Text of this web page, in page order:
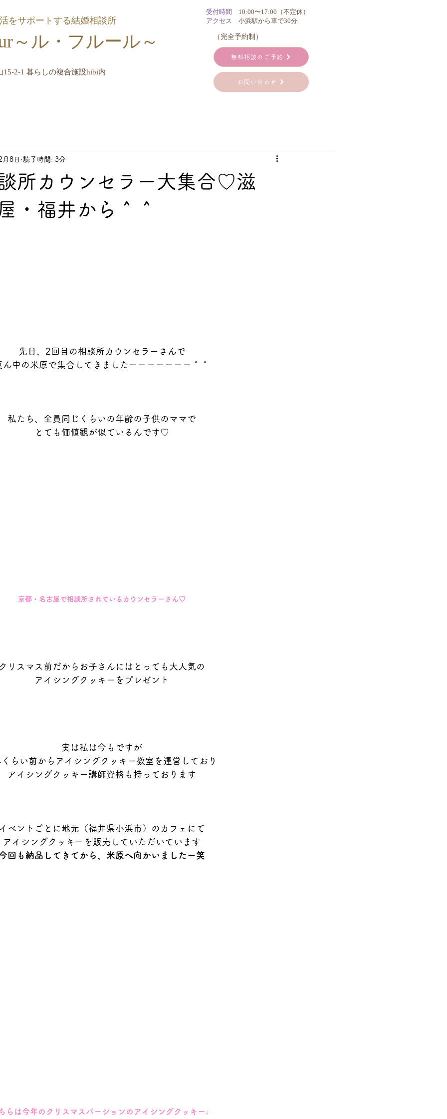
をサポートする結婚相談所
～ル・フルール​～
2-1 暮らしの複合施設hibi内
受付時間
10:00〜17:00（不定休）
アクセス 小浜駅から車で30分
​（完全予約制）
無料相談のご予約
お問い合わせ
所カウンセラー大集合♡滋
・福井から＾＾
月8日 読了時間: 3分
先日、2回目の相談所カウンセラーさんで
ん中の米原で集合してきましたーーーーーーー＾＾
私たち、全員同じくらいの年齢の子供のママで
とても価値観が似ているんです♡
京都・名古屋で相談所されているカウンセラーさん♡
リスマス前だからお子さんにはとっても大人気の
アイシングクッキーをプレゼント
実は私は今もですが
らい前からアイシングクッキー教室を運営しており
アイシングクッキー講師資格も持っております
ベントごとに地元（福井県小浜市）のカフェにて
アイシングクッキーを販売していただいています
回も納品してきてから、米原へ向かいましたー笑
らは今年のクリスマスバーションのアイシングクッキー♩